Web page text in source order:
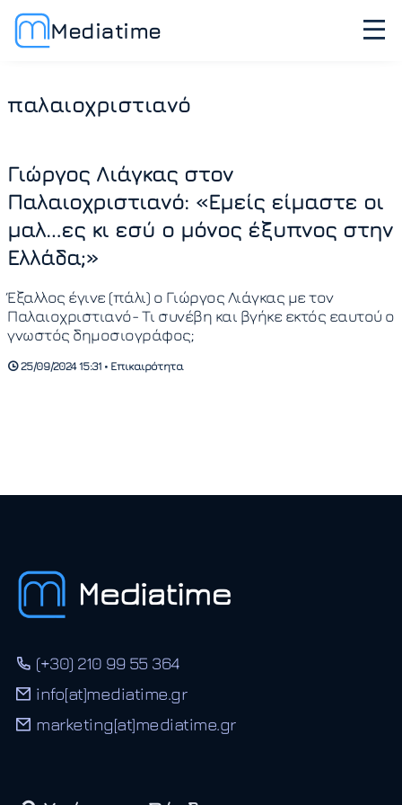
Mediatime
παλαιοχριστιανό
Γιώργος Λιάγκας στον
Παλαιοχριστιανό: «Εμείς είμαστε οι
μαλ…ες κι εσύ ο μόνος έξυπνος στην
Ελλάδα;»
Έξαλλος έγινε (πάλι) ο Γιώργος Λιάγκας με τον
Παλαιοχριστιανό- Τι συνέβη και βγήκε εκτός εαυτού ο
γνωστός δημοσιογράφος;
25/09/2024 15:31 • Επικαιρότητα
(+30) 210 99 55 364
info[at]mediatime.gr
marketing[at]mediatime.gr